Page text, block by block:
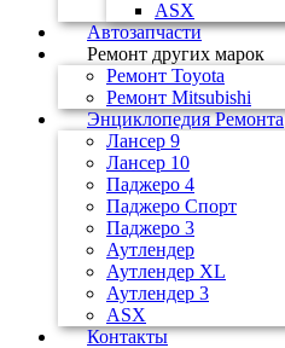
ASX
Автозапчасти
Ремонт других марок
Ремонт Toyota
Ремонт Mitsubishi
Энциклопедия Ремонта
Лансер 9
Лансер 10
Паджеро 4
Паджеро Спорт
Паджеро 3
Аутлендер
Аутлендер ХL
Аутлендер 3
ASX
Контакты